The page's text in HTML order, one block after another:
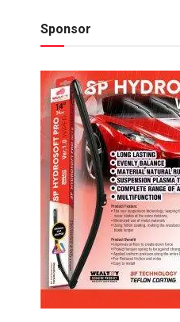
Sponsor